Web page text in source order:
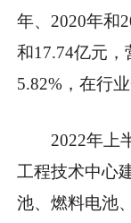
年、2020年和
和17.74亿元，
5.82%，在行
2022年上
工程技术中心
池、燃料电池